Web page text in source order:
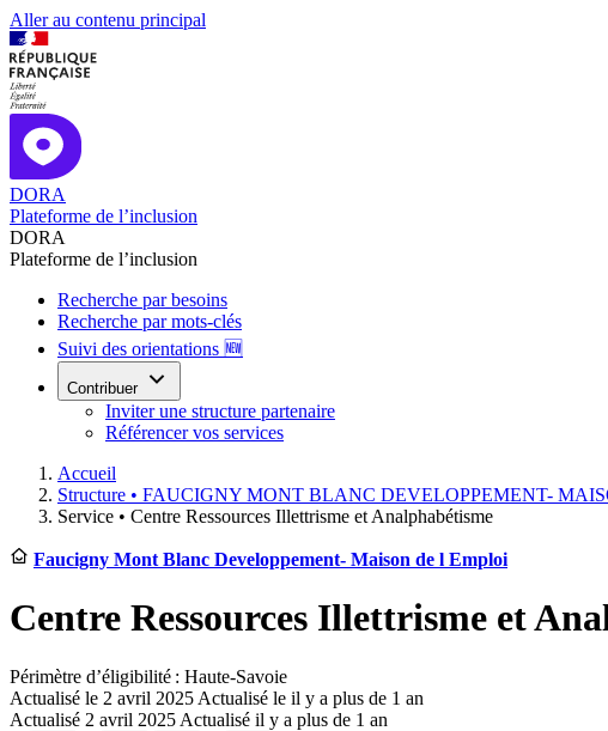
Aller au contenu principal
DORA
Plateforme de l’inclusion
DORA
Plateforme de l’inclusion
Recherche par besoins
Recherche par mots-clés
Suivi des orientations 🆕
Contribuer
Inviter une structure partenaire
Référencer vos services
Accueil
Structure • FAUCIGNY MONT BLANC DEVELOPPEMENT-
Service • Centre Ressources Illettrisme et Analphabétisme
Faucigny Mont Blanc Developpement- Maison de l Emploi
Centre Ressources Illettrisme et
Périmètre d’éligibilité : Haute-Savoie
Actualisé le 2 avril 2025 Actualisé le il y a plus de 1 an
Actualisé 2 avril 2025 Actualisé il y a plus de 1 an